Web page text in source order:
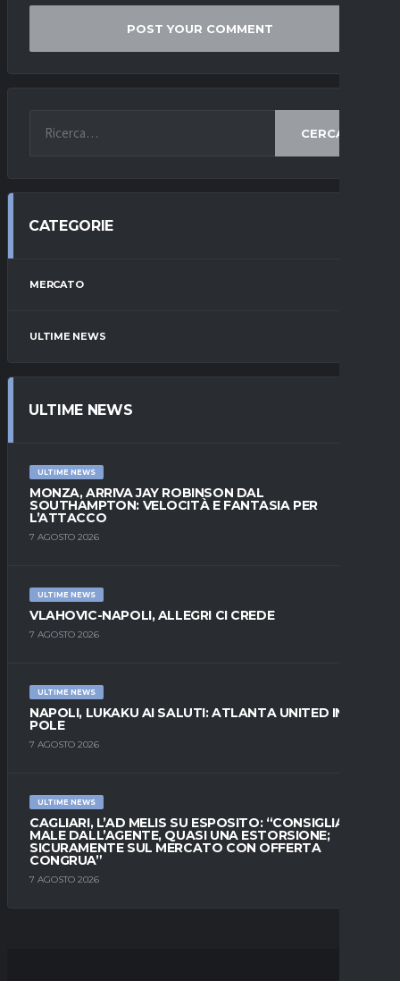
CERCA
CATEGORIE
MERCATO
ULTIME NEWS
ULTIME NEWS
ULTIME NEWS
MONZA, ARRIVA JAY ROBINSON DAL
SOUTHAMPTON: VELOCITÀ E FANTASIA PER
L’ATTACCO
7 AGOSTO 2026
ULTIME NEWS
VLAHOVIC-NAPOLI, ALLEGRI CI CREDE
7 AGOSTO 2026
ULTIME NEWS
NAPOLI, LUKAKU AI SALUTI: ATLANTA UNITED IN
POLE
7 AGOSTO 2026
ULTIME NEWS
CAGLIARI, L’AD MELIS SU ESPOSITO: “CONSIGLIATO
MALE DALL’AGENTE, QUASI UNA ESTORSIONE;
SICURAMENTE SUL MERCATO CON OFFERTA
CONGRUA”
7 AGOSTO 2026